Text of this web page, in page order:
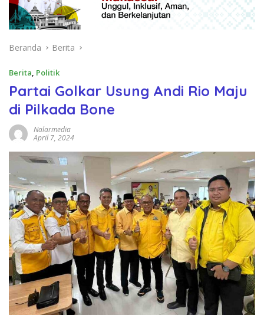
Beranda Berita
Berita, Politik
Partai Golkar Usung Andi Rio Maju
di Pilkada Bone
Nalarmedia
April 7, 2024